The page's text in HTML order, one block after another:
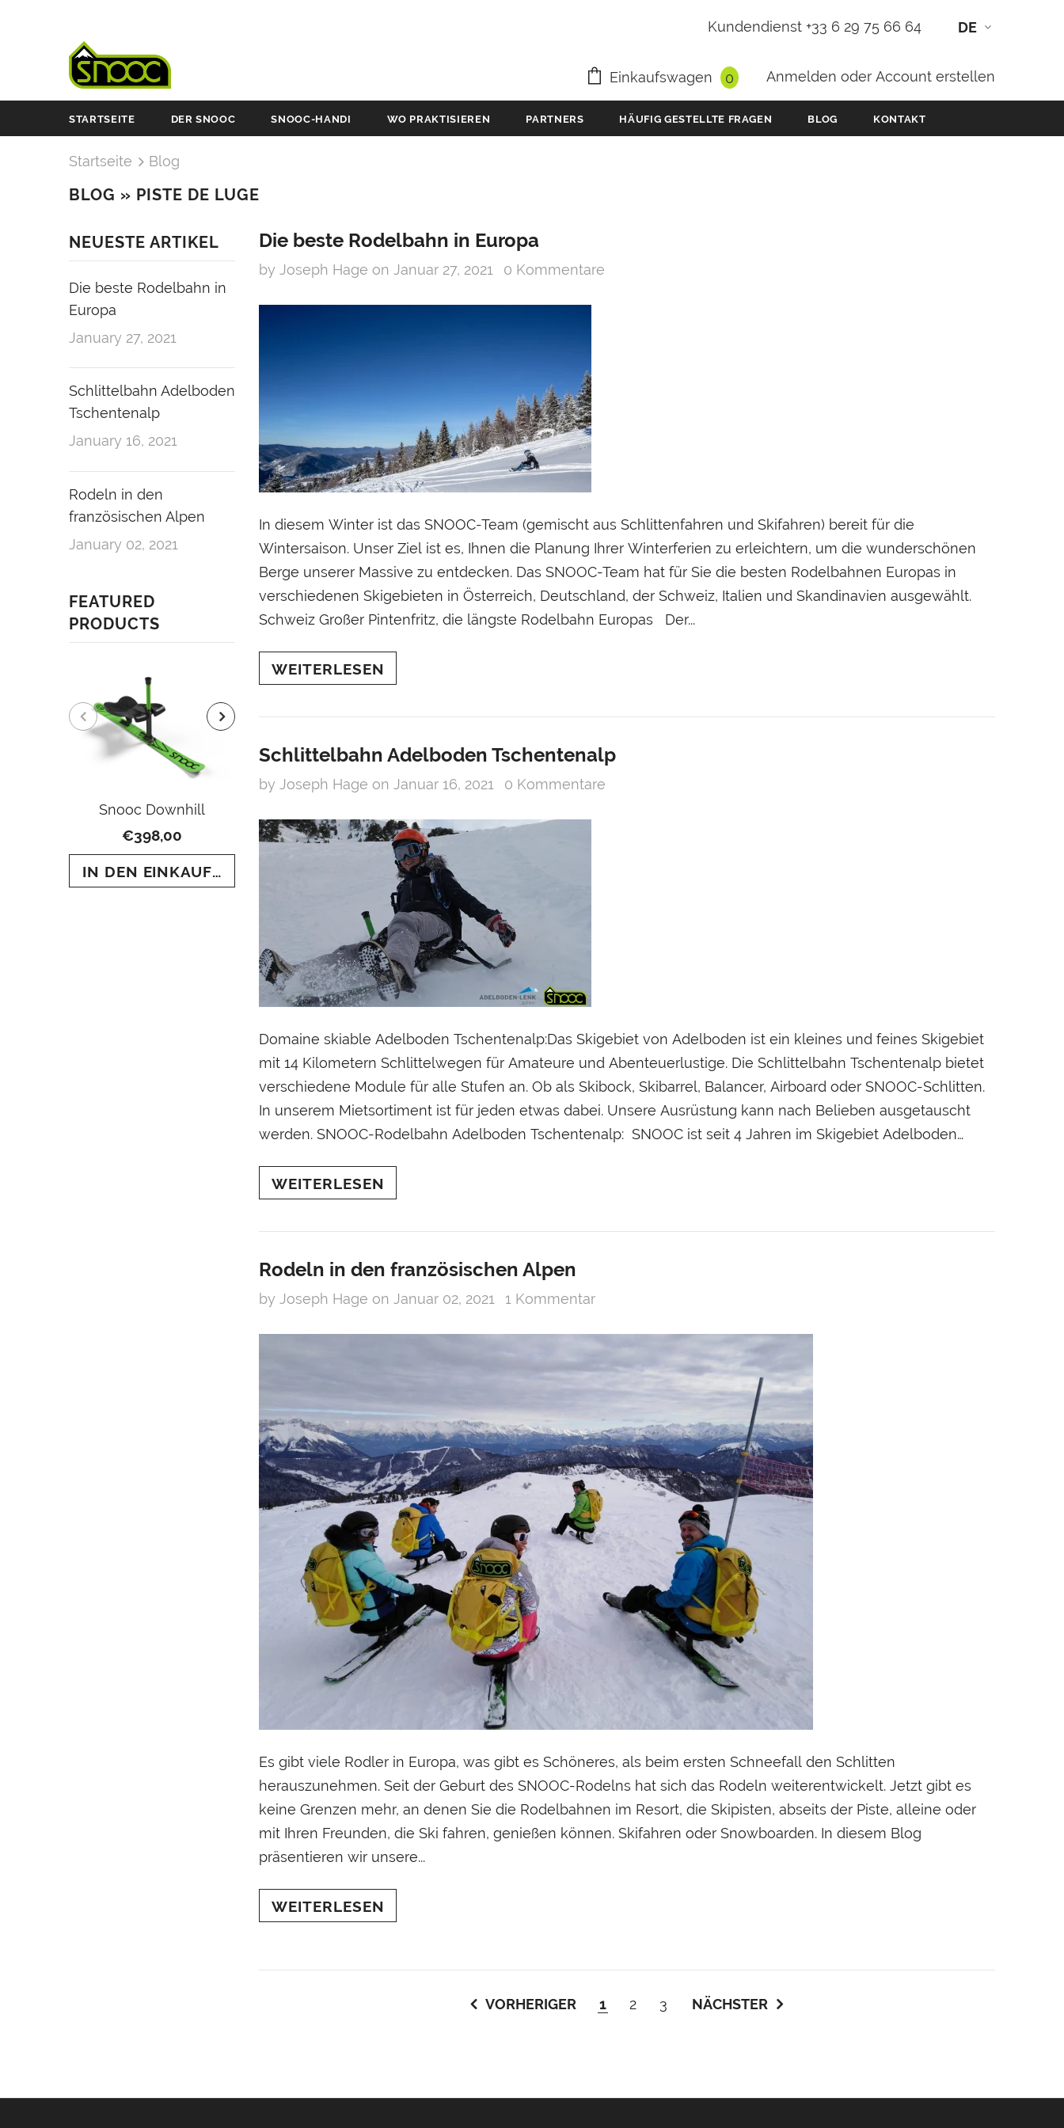
Kundendienst +33 6 29 75 66 64 DE
Einkaufswagen 0 Anmelden oder Account erstellen
STARTSEITE DER SNOOC SNOOC-HANDI WO PRAKTISIEREN PARTNERS HÄUFIG GESTELLTE FRAGEN BLOG KONTAKT
Startseite Blog
BLOG » PISTE DE LUGE
NEUESTE ARTIKEL
Die beste Rodelbahn in
Europa
January 27, 2021
Schlittelbahn Adelboden
Tschentenalp
January 16, 2021
Rodeln in den
französischen Alpen
January 02, 2021
FEATURED
PRODUCTS
Snooc Downhill
€398,00
IN DEN EINKAUFSWAGEN LEGEN
€649,00
IN DEN EINKAUFSWAGEN LEGEN
Die beste Rodelbahn in Europa
by Joseph Hage on Januar 27, 2021 0 Kommentare
In diesem Winter ist das SNOOC-Team (gemischt aus Schlittenfahren und Skifahren) bereit für die
Wintersaison. Unser Ziel ist es, Ihnen die Planung Ihrer Winterferien zu erleichtern, um die wunderschönen
Berge unserer Massive zu entdecken. Das SNOOC-Team hat für Sie die besten Rodelbahnen Europas in
verschiedenen Skigebieten in Österreich, Deutschland, der Schweiz, Italien und Skandinavien ausgewählt.
Schweiz Großer Pintenfritz, die längste Rodelbahn Europas Der...
WEITERLESEN
Schlittelbahn Adelboden Tschentenalp
by Joseph Hage on Januar 16, 2021 0 Kommentare
Domaine skiable Adelboden Tschentenalp:Das Skigebiet von Adelboden ist ein kleines und feines Skigebiet
mit 14 Kilometern Schlittelwegen für Amateure und Abenteuerlustige. Die Schlittelbahn Tschentenalp bietet
verschiedene Module für alle Stufen an. Ob als Skibock, Skibarrel, Balancer, Airboard oder SNOOC-Schlitten.
In unserem Mietsortiment ist für jeden etwas dabei. Unsere Ausrüstung kann nach Belieben ausgetauscht
werden. SNOOC-Rodelbahn Adelboden Tschentenalp: SNOOC ist seit 4 Jahren im Skigebiet Adelboden
WEITERLESEN
Rodeln in den französischen Alpen
by Joseph Hage on Januar 02, 2021 1 Kommentar
Es gibt viele Rodler in Europa, was gibt es Schöneres, als beim ersten Schneefall den Schlitten
herauszunehmen. Seit der Geburt des SNOOC-Rodelns hat sich das Rodeln weiterentwickelt. Jetzt gibt es
keine Grenzen mehr, an denen Sie die Rodelbahnen im Resort, die Skipisten, abseits der Piste, alleine oder
mit Ihren Freunden, die Ski fahren, genießen können. Skifahren oder Snowboarden. In diesem Blog
präsentieren wir unsere...
WEITERLESEN
VORHERIGER 1 2 3 NÄCHSTER